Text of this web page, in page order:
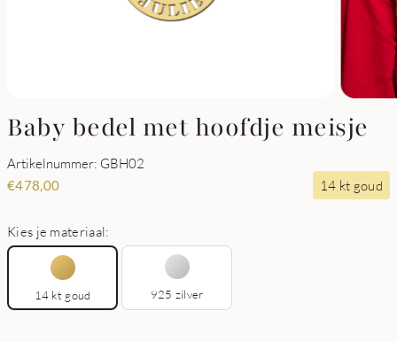
Baby bedel met hoofdje meisje
Artikelnummer: GBH02
€478,00 14 kt goud
Kies je materiaal:
14 kt goud 925 zilver